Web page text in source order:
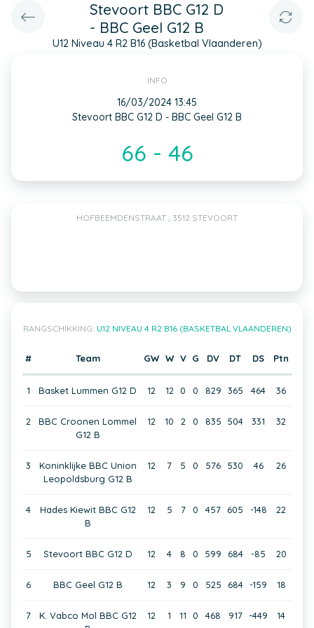
Stevoort BBC G12 D
- BBC Geel G12 B
U12 Niveau 4 R2 B16 (Basketbal Vlaanderen)
INFO
16/03/2024 13:45
Stevoort BBC G12 D - BBC Geel G12 B
66 - 46
HOFBEEMDENSTRAAT , 3512 STEVOORT
RANGSCHIKKING: U12 NIVEAU 4 R2 B16 (BASKETBAL VLAANDEREN)
# Team GW W V G DV DT DS Ptn
1 Basket Lummen G12 D 12 12 0 0 829 365 464 36
2
BBC Croonen Lommel
G12 B
12 10 2 0 835 504 331 32
3
Koninklijke BBC Union
Leopoldsburg G12 B
12 7 5 0 576 530 46 26
4
Hades Kiewit BBC G12
B
12 5 7 0 457 605 -148 22
5 Stevoort BBC G12 D 12 4 8 0 599 684 -85 20
6 BBC Geel G12 B 12 3 9 0 525 684 -159 18
7
K. Vabco Mol BBC G12
12 1 11 0 468 917 -449 14